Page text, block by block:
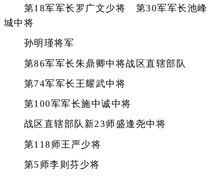
第18军军长罗广文少将 第30军军长池峰
城中将
孙明瑾将军
第86军军长朱鼎卿中将战区直辖部队
第74军军长王耀武中将
第100军军长施中诚中将
战区直辖部队新23师盛逢尧中将
第118师王严少将
第5师李则芬少将